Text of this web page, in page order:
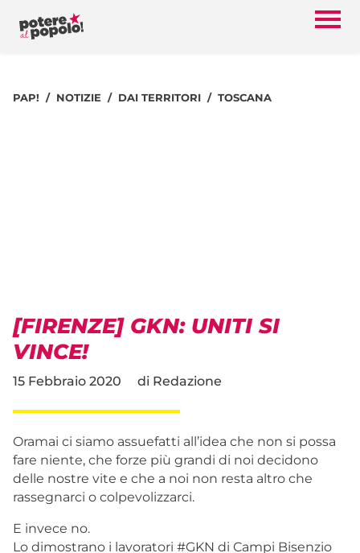
PAP! NOTIZIE DAI TERRITORI TOSCANA
[FIRENZE] GKN: UNITI SI
VINCE!
15 Febbraio 2020 di Redazione
Oramai ci siamo assuefatti all’idea che non si possa
fare niente, che forze più grandi di noi decidono
delle nostre vite e che a noi non resta altro che
rassegnarci o colpevolizzarci.
E invece no.
Lo dimostrano i lavoratori #GKN di Campi Bisenzio